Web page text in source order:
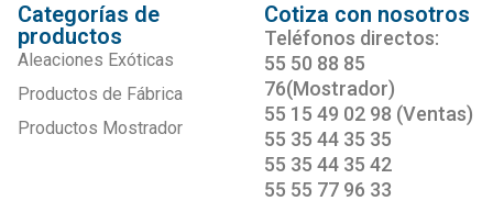
Categorías de
productos
Aleaciones Exóticas
Productos de Fábrica
Productos Mostrador
Cotiza con nosotros
Teléfonos directos:
55 50 88 85
76(Mostrador)
55 15 49 02 98 (Ventas)
55 35 44 35 35
55 35 44 35 42
55 55 77 96 33